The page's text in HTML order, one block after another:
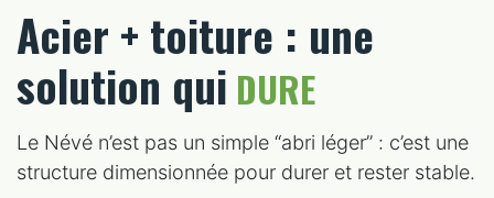
Acier + toiture : une
solution qui DURE
Le Névé n’est pas un simple “abri léger” : c’est une
structure dimensionnée pour durer et rester stable.